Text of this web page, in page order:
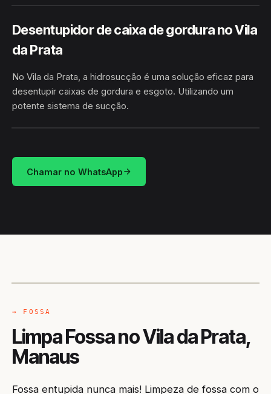
Desentupidor de caixa de gordura no Vila
da Prata
No Vila da Prata, a hidrosucção é uma solução eficaz para
desentupir caixas de gordura e esgoto. Utilizando um
potente sistema de sucção.
HIDROSUCÇÃO
Chamar no WhatsApp
→ FOSSA
Limpa Fossa no Vila da Prata,
Manaus
Fossa entupida nunca mais! Limpeza de fossa com o